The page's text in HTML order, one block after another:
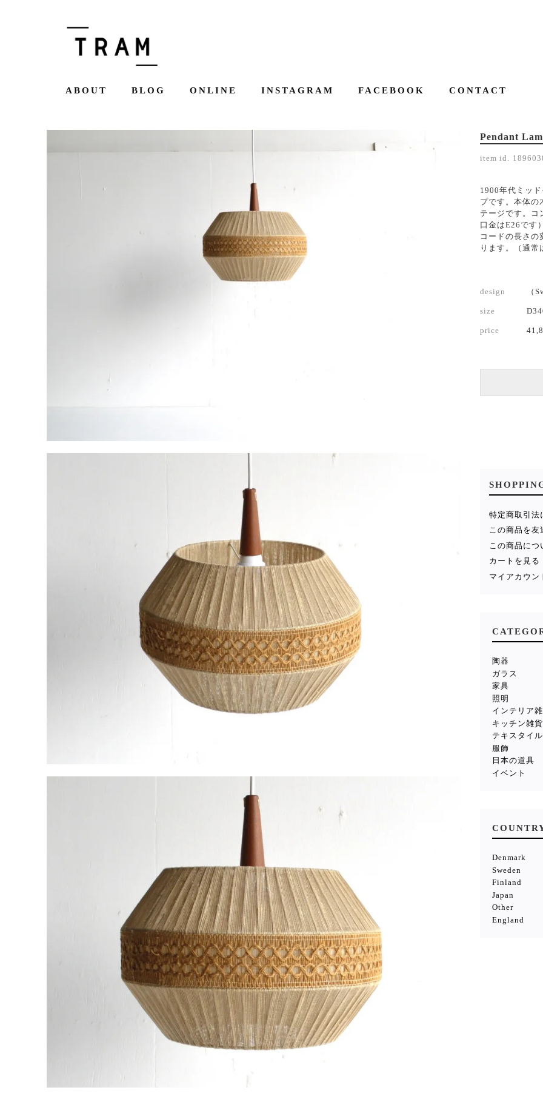
ABOUT BLOG ONLINE INSTAGRAM FACEBOOK CONTACT
Pendant
item id.
1900年代ミッ
プです。本体の
テージです。コ
口金はE26です
コードの長さ
ります。（通
design （
size
price
特定商取引法
この商品を友
この商品に
カートを見る
マイアカウン
陶器
ガラス
家具
照明
インテリア
キッチン雑貨
テキスタイル
服飾
日本の道具
イベント
Denmark
Sweden
Finland
Japan
Other
England